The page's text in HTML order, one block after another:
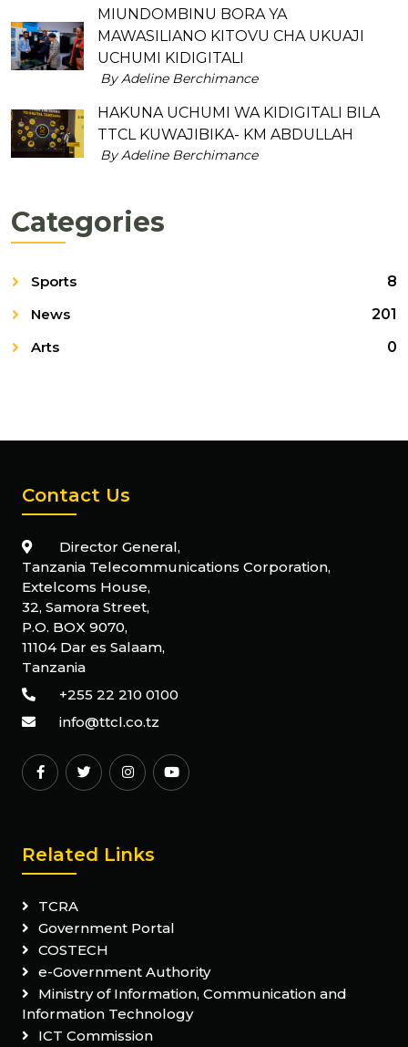
MIUNDOMBINU BORA YA
MAWASILIANO KITOVU CHA UKUAJI
UCHUMI KIDIGITALI
By Adeline Berchimance
HAKUNA UCHUMI WA KIDIGITALI BILA
TTCL KUWAJIBIKA- KM ABDULLAH
By Adeline Berchimance
Categories
Sports
8
News
201
Arts
0
Contact Us
Director General,
Tanzania Telecommunications Corporation,
Extelcoms House,
32, Samora Street,
P.O. BOX 9070,
11104 Dar es Salaam,
Tanzania
+255 22 210 0100
info@ttcl.co.tz
Related Links
TCRA
Government Portal
COSTECH
e-Government Authority
Ministry of Information, Communication and
Information Technology
ICT Commission